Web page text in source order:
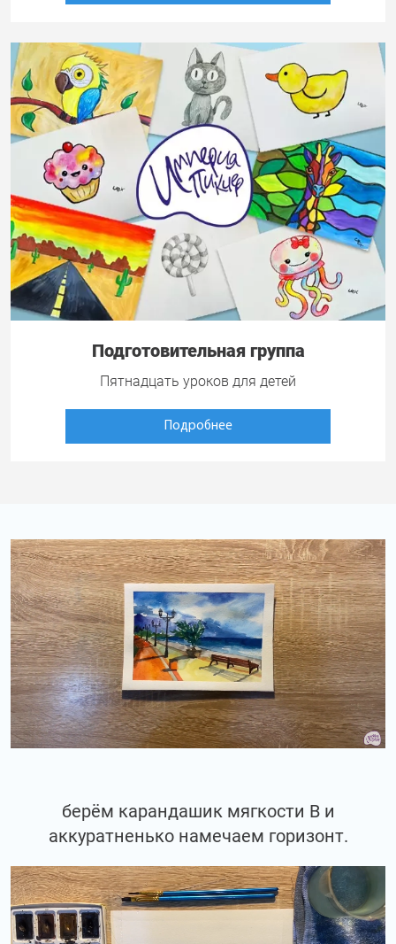
Подготовительная группа
Пятнадцать уроков для детей
Подробнее
берём карандашик мягкости В и
аккуратненько намечаем горизонт.